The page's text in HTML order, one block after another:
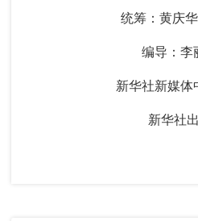
统筹：黄庆
编导：李
新华社新媒体
新华社